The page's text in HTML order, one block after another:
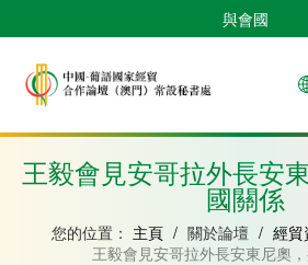
與會國
安
比
紹
內
亞
王毅會見安哥拉外長安
國關係
您的位置： 主頁 / 關於論壇 / 經貿
王毅會見安哥拉外長安東尼奧